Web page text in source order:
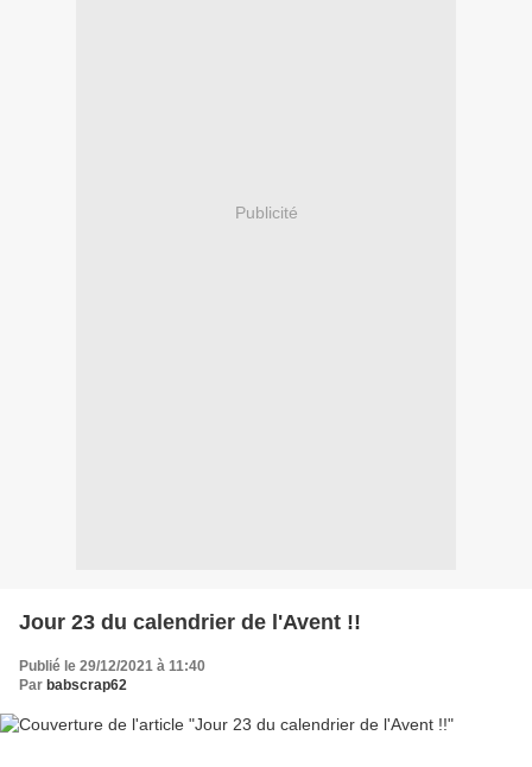
Publicité
Jour 23 du calendrier de l'Avent !!
Publié le 29/12/2021 à 11:40
Par babscrap62